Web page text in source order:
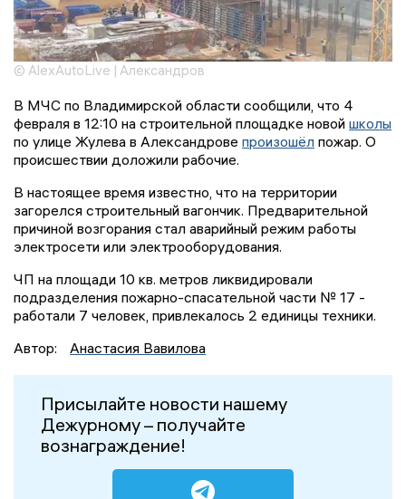
© AlexAutoLive | Александров
В МЧС по Владимирской области сообщили, что 4
февраля в 12:10 на строительной площадке новой школы
по улице Жулева в Александрове произошёл пожар. О
происшествии доложили рабочие.
В настоящее время известно, что на территории
загорелся строительный вагончик. Предварительной
причиной возгорания стал аварийный режим работы
электросети или электрооборудования.
ЧП на площади 10 кв. метров ликвидировали
подразделения пожарно-спасательной части № 17 -
работали 7 человек, привлекалось 2 единицы техники.
Автор:
Анастасия Вавилова
Присылайте новости нашему
Дежурному – получайте
вознаграждение!